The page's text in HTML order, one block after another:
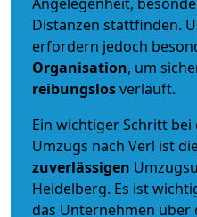
Distanzen stattfinden.
erfordern jedoch
Organisation, um
reibungslosverläuft.
Ein wichtiger Schritt
Umzugs nach Verl ist
zuverlässigen
Heidelberg. Es ist
das Unternehmen